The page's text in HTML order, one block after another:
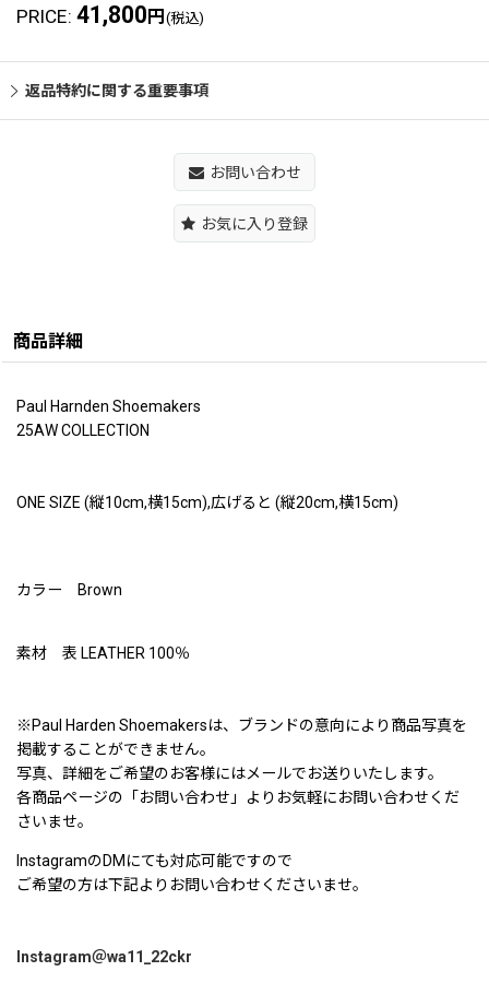
PRICE: 41,800 円 (税込)
返品特約に関する重要事項
お問い合わせ
お気に入り登録
商品詳細
Paul Harnden Shoemakers
25AW COLLECTION
ONE SIZE (縦10cm,横15cm),広げると (縦20cm,横15cm)
カラー Brown
素材 表 LEATHER 100％
※Paul Harden Shoemakersは、ブランドの意向により商品写真を
掲載することができません。
写真、詳細をご希望のお客様にはメールでお送りいたします。
各商品ページの「お問い合わせ」よりお気軽にお問い合わせくだ
さいませ。
InstagramのDMにても対応可能ですので
ご希望の方は下記よりお問い合わせくださいませ。
Instagram＠wa11_22ckr